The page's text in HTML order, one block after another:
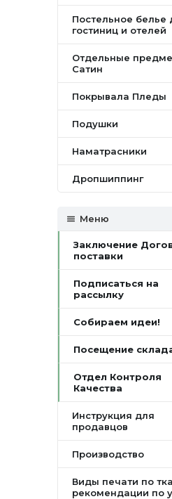
Постельное белье
гостиниц и отелей
Отдельные
Сатин
Покрывала Пледы
Подушки
Наматрасники
Дропшиппинг
Меню
Заключение
поставки
Подписаться на
рассылку
Собираем идеи!
Посещение
Отдел Контроля
Качества
Инструкция для
продавцов
Производство
Виды печати по
рекомендации по